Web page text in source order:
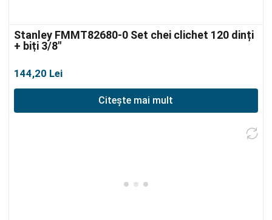
Stanley FMMT82680-0 Set chei clichet 120 dinți
+ biți 3/8″
144,20 Lei
Citește mai mult